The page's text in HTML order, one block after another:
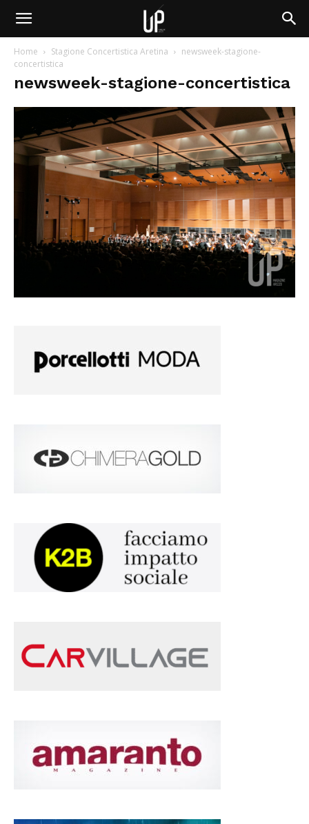
Home Stagione Concertistica Aretina
newsweek-stagione-
concertistica
newsweek-stagione-concertistica